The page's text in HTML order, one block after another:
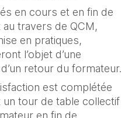
en cours et en fin de
travers de QCM,
en pratiques,
l’objet d’une
retour du formateur.
est complétée
tour de table collectif
en fin de